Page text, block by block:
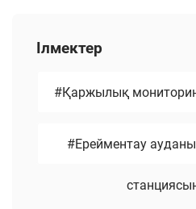
Ілмектер
#Қаржылық мониторинг
#Ерейментау